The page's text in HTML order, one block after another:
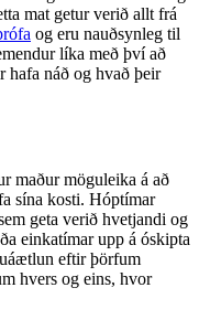
mat getur verið allt frá
og eru nauðsynleg til
líka með því að
hafa náð og hvað þeir
maður möguleika á að
sína kosti. Hóptímar
geta verið hvetjandi og
einkatímar upp á óskipta
eftir þörfum
hvers og eins, hvor